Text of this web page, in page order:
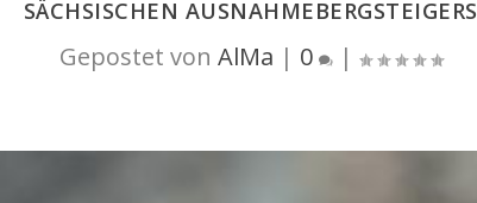
SÄCHSISCHEN AUSNAHMEBERGSTEIGERS
Gepostet von AlMa | 0 |